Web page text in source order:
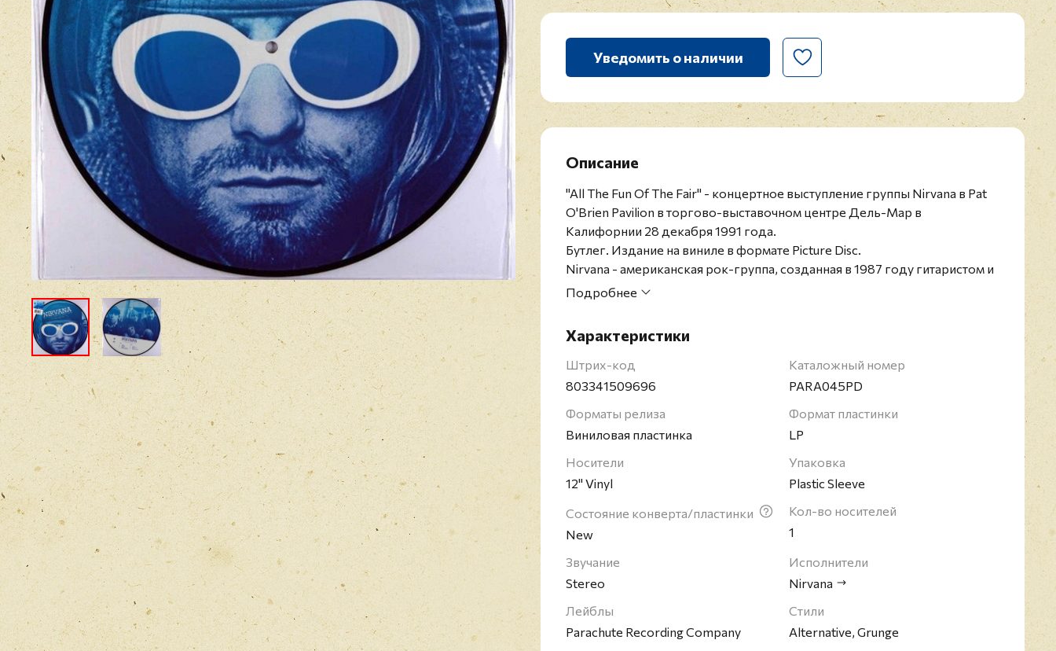
Уведомить о наличии
Описание
"All The Fun Of The Fair" - концертное выступление группы Nirvana в Pat
O'Brien Pavilion в торгово-выставочном центре Дель-Мар в
Калифорнии 28 декабря 1991 года.
Бутлег. Издание на виниле в формате Picture Disc.
Nirvana - американская рок-группа, созданная в 1987 году гитаристом и
вокалистом Куртом Кобейном и басистом Кристом Новоселичем. Успех
существования (коллектив распался в 1994 году после смерти Курта
Кобейна) команда выпустила 3 студийных и 3 концертных альбома, а
также несколько сборников. Общий тираж пластинок перевалил за 50
Подробнее
Характеристики
Штрих-код
803341509696
Каталожный номер
PARA045PD
Форматы релиза
Виниловая пластинка
Формат пластинки
LP
Носители
12" Vinyl
Упаковка
Plastic Sleeve
Состояние конверта/пластинки
New
Кол-во носителей
1
Звучание
Stereo
Исполнители
Nirvana
Лейблы
Parachute Recording Company
Стили
Alternative, Grunge